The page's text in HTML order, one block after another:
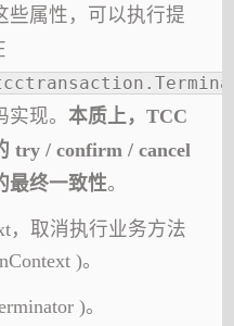
些属性，可以执行提
实现。本质上，TCC
try / confirm / cancel
最终一致性。
，取消执行业务方法
)。
)。